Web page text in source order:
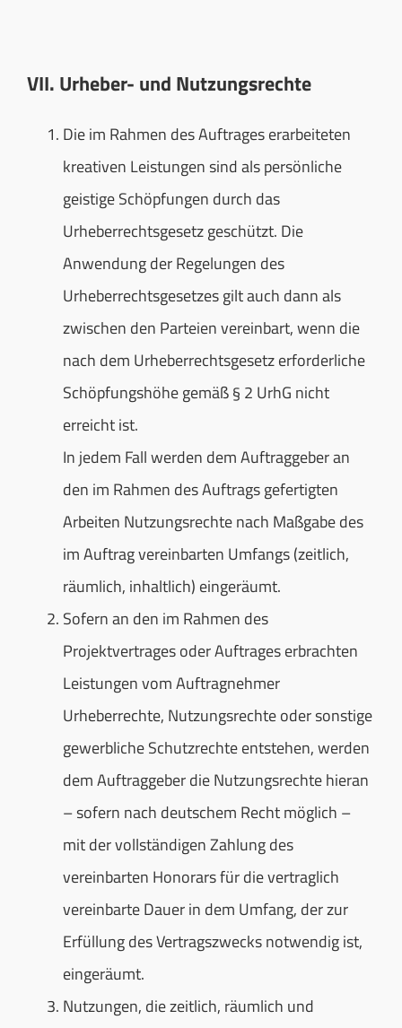
VII. Urheber- und Nutzungsrechte
Die im Rahmen des Auftrages erarbeiteten
kreativen Leistungen sind als persönliche
geistige Schöpfungen durch das
Urheberrechtsgesetz geschützt. Die
Anwendung der Regelungen des
Urheberrechtsgesetzes gilt auch dann als
zwischen den Parteien vereinbart, wenn die
nach dem Urheberrechtsgesetz erforderliche
Schöpfungshöhe gemäß § 2 UrhG nicht
erreicht ist.
In jedem Fall werden dem Auftraggeber an
den im Rahmen des Auftrags gefertigten
Arbeiten Nutzungsrechte nach Maßgabe des
im Auftrag vereinbarten Umfangs (zeitlich,
räumlich, inhaltlich) eingeräumt.
Sofern an den im Rahmen des
Projektvertrages oder Auftrages erbrachten
Leistungen vom Auftragnehmer
Urheberrechte, Nutzungsrechte oder sonstige
gewerbliche Schutzrechte entstehen, werden
dem Auftraggeber die Nutzungsrechte hieran
– sofern nach deutschem Recht möglich –
mit der vollständigen Zahlung des
vereinbarten Honorars für die vertraglich
vereinbarte Dauer in dem Umfang, der zur
Erfüllung des Vertragszwecks notwendig ist,
eingeräumt.
Nutzungen, die zeitlich, räumlich und